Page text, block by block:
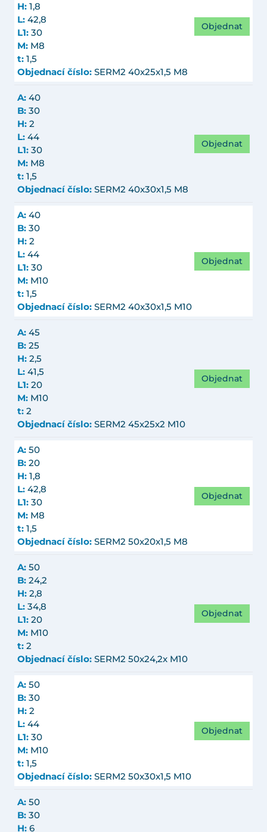
H: 1,8
L: 42,8
L1: 30
M: M8
t: 1,5
Objednací číslo: SERM2 40x25x1,5 M8
Objednat
A: 40
B: 30
H: 2
L: 44
L1: 30
M: M8
t: 1,5
Objednací číslo: SERM2 40x30x1,5 M8
Objednat
A: 40
B: 30
H: 2
L: 44
L1: 30
M: M10
t: 1,5
Objednací číslo: SERM2 40x30x1,5 M10
Objednat
A: 45
B: 25
H: 2,5
L: 41,5
L1: 20
M: M10
t: 2
Objednací číslo: SERM2 45x25x2 M10
Objednat
A: 50
B: 20
H: 1,8
L: 42,8
L1: 30
M: M8
t: 1,5
Objednací číslo: SERM2 50x20x1,5 M8
Objednat
A: 50
B: 24,2
H: 2,8
L: 34,8
L1: 20
M: M10
t: 2
Objednací číslo: SERM2 50x24,2x M10
Objednat
A: 50
B: 30
H: 2
L: 44
L1: 30
M: M10
t: 1,5
Objednací číslo: SERM2 50x30x1,5 M10
Objednat
A: 50
B: 30
H: 6